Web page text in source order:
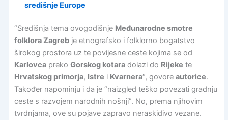
središnje Europe
“Središnja tema ovogodišnje Međunarodne smotre
folklora Zagrebje etnografsko i folklorno bogatstvo
širokog prostora uz te povijesne ceste kojima se od
Karlovcapreko Gorskog kotaradolazi do Rijeke te
Hrvatskog primorja, Istre i Kvarnera“, govore autorice.
Također napominju i da je “naizgled teško povezati gradnju
ceste s razvojem narodnih nošnji”. No, prema njihovim
tvrdnjama, ove su pojave zapravo neraskidivo vezane.